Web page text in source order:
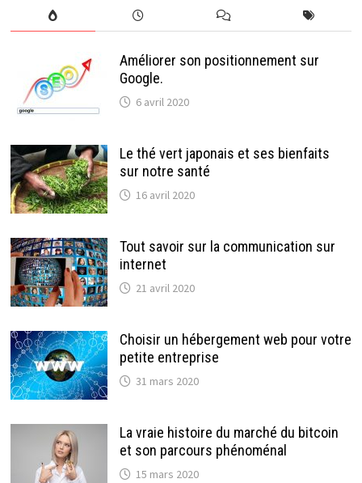
Améliorer son positionnement sur
Google.
6 avril 2020
Le thé vert japonais et ses bienfaits
sur notre santé
16 avril 2020
Tout savoir sur la communication sur
internet
21 avril 2020
Choisir un hébergement web pour votre
petite entreprise
31 mars 2020
La vraie histoire du marché du bitcoin
et son parcours phénoménal
15 mars 2020